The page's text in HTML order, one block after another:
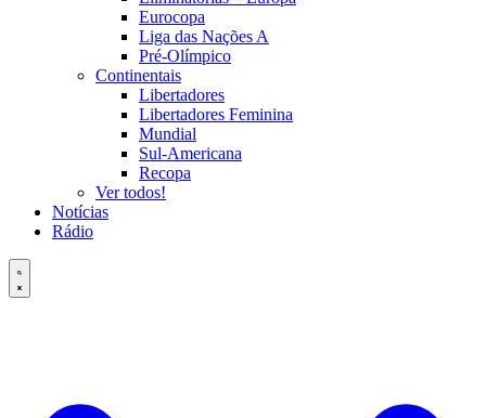
Eurocopa
Liga das Nações A
Pré-Olímpico
Continentais
Libertadores
Libertadores Feminina
Mundial
Sul-Americana
Recopa
Ver todos!
Notícias
Rádio